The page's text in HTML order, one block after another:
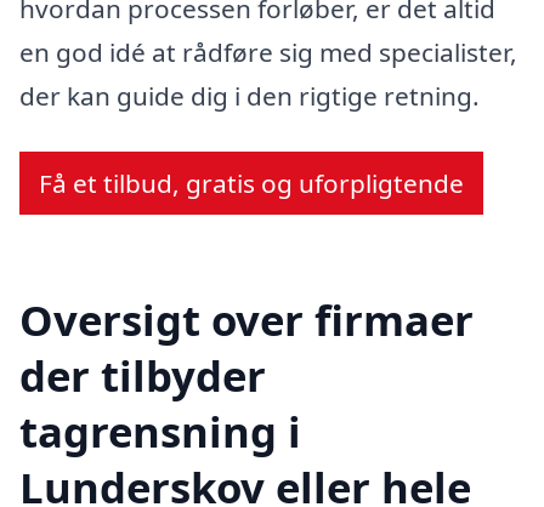
hvordan processen forløber, er det altid
en god idé at rådføre sig med specialister,
der kan guide dig i den rigtige retning.
Få et tilbud, gratis og uforpligtende
Oversigt over firmaer
der tilbyder
tagrensning i
Lunderskov eller hele